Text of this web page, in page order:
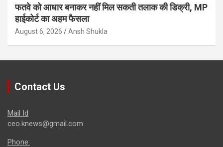
फतवे को आधार बनाकर नहीं मिल सकती तलाक की डिक्री, MP
हाईकोर्ट का अहम फैसला
August 6, 2026 Ansh Shukla
Contact Us
Mail Id
ceo.knews@gmail.com
Phone: